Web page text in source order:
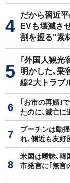
だから習近
EVも壊滅さ
割を握る"素
｢外国人観光
明かした､乗
線2大トラブ
｢お市の再婚｣
たのに､滅亡に
プーチンは動
れ､側近も友好
米国は曖昧､韓
市発言に｢無言